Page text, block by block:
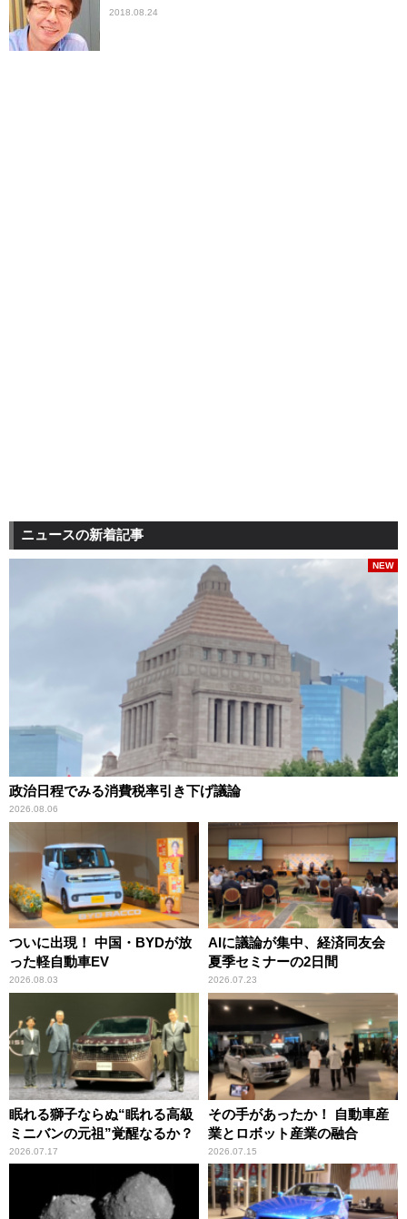
2018.08.24
ニュースの新着記事
政治日程でみる消費税率引き下げ議論
2026.08.06
NEW
ついに出現！ 中国・BYDが放
った軽自動車EV
2026.08.03
AIに議論が集中、経済同友会
夏季セミナーの2日間
2026.07.23
眠れる獅子ならぬ“眠れる高級
ミニバンの元祖”覚醒なるか？
2026.07.17
その手があったか！ 自動車産
業とロボット産業の融合
2026.07.15